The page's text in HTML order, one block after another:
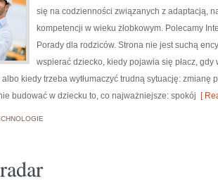
się na codzienności związanych z adaptacją,
kompetencji w wieku żłobkowym. Polecamy
Porady dla rodziców. Strona nie jest suchą
wspierać dziecko, kiedy pojawia się płacz,
kiedy trzeba wytłumaczyć trudną sytuację: zmianę
budować w dziecku to, co najważniejsze: spokój [